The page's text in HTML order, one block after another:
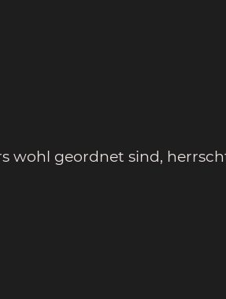
wohl geordnet sind,